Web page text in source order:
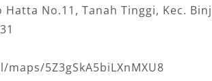
Hatta No.11, Tanah Tinggi, Kec.
5Z3gSkA5biLXnMXU8